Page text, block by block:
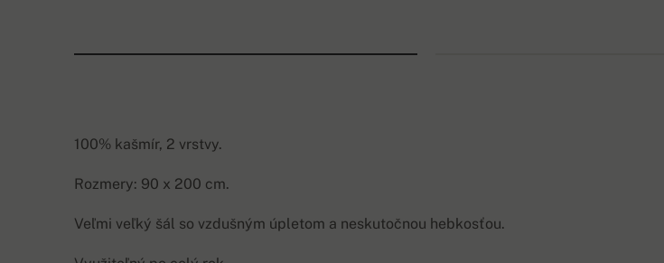
100% kašmír, 2 vrstvy.
Rozmery: 90 x 200 cm.
Veľmi veľký šál so vzdušným úpletom a neskutočnou hebkosťou.